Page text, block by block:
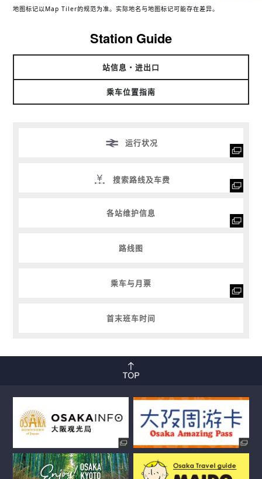
地图标记以Map Tiler的规范为准。实际地名与地图标记可能存在差异。
Station Guide
站信息・进出口
乘车位置指南
运行状况
搜索路线及车费
各站维护信息
路线图
乘车与月票
首末班车时间